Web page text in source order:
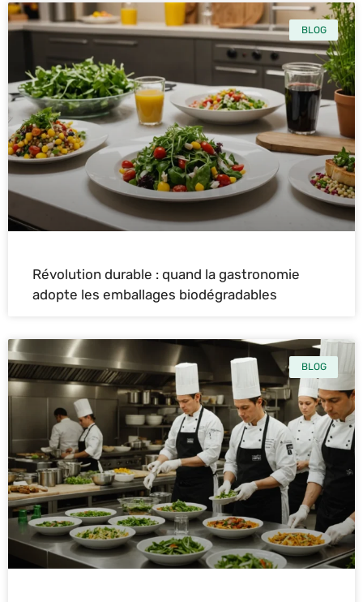
BLOG
Révolution durable : quand la gastronomie
adopte les emballages biodégradables
BLOG